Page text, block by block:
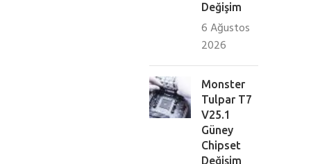
Değişim
6 Ağustos
2026
Monster
Tulpar T7
V25.1
Güney
Chipset
Değişim